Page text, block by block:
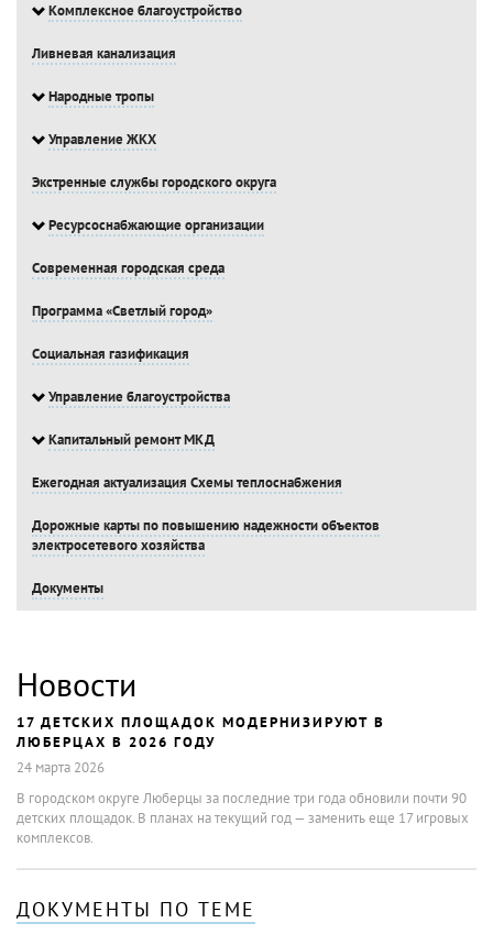
Комплексное благоустройство
Ливневая канализация
Народные тропы
Управление ЖКХ
Экстренные службы городского округа
Ресурсоснабжающие организации
Современная городская среда
Программа «Светлый город»
Социальная газификация
Управление благоустройства
Капитальный ремонт МКД
Ежегодная актуализация Схемы теплоснабжения
Дорожные карты по повышению надежности объектов
электросетевого хозяйства
Документы
Новости
17 ДЕТСКИХ ПЛОЩАДОК МОДЕРНИЗИРУЮТ В
ЛЮБЕРЦАХ В 2026 ГОДУ
24 марта 2026
В городском округе Люберцы за последние три года обновили почти 90
детских площадок. В планах на текущий год — заменить еще 17 игровых
комплексов.
ДОКУМЕНТЫ ПО ТЕМЕ